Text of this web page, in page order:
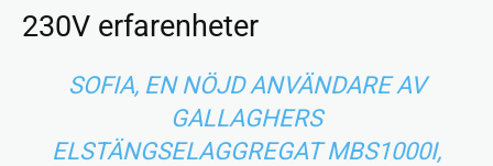
230V erfarenheter
SOFIA, EN NÖJD ANVÄNDARE AV
GALLAGHERS
ELSTÄNGSELAGGREGAT MBS1000I,